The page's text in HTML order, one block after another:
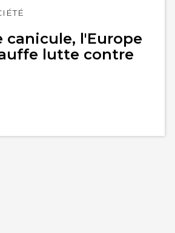
canicule, l'Europe
lutte contre